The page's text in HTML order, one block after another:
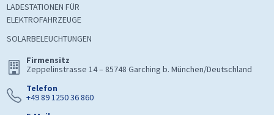
LADESTATIONEN FÜR
ELEKTROFAHRZEUGE
SOLARBELEUCHTUNGEN
Firmensitz
Zeppelinstrasse 14 – 85748 Garching b. München/Deutschland
Telefon
+49 89 1250 36 860